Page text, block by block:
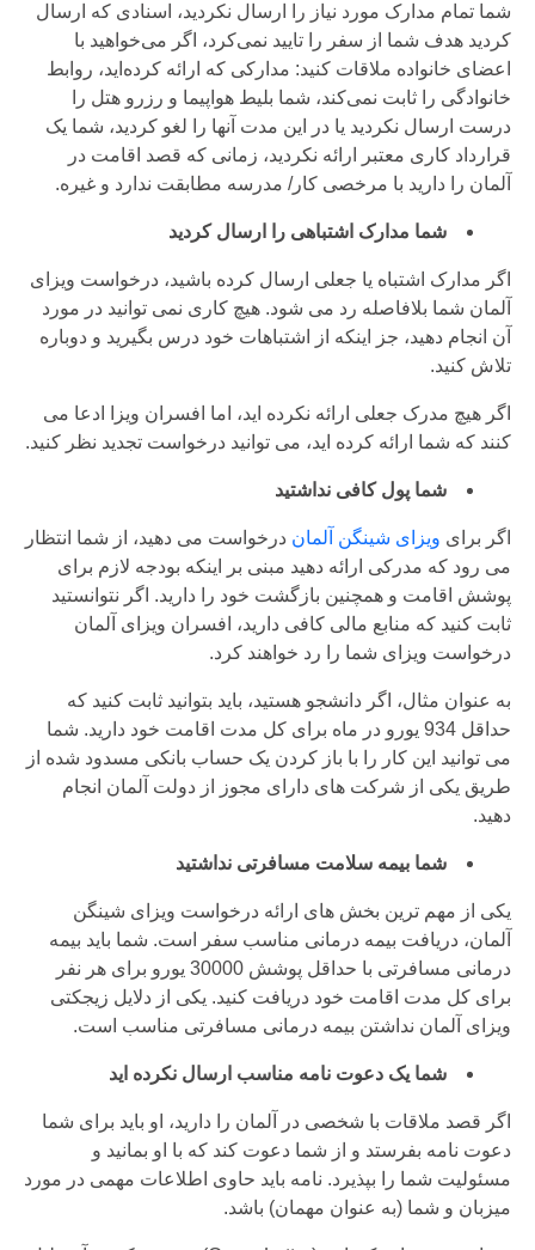
شما تمام مدارک مورد نیاز را ارسال نکردید، اسنادی که ارسال
کردید هدف شما از سفر را تایید نمی‌کرد، اگر می‌خواهید با
اعضای خانواده ملاقات کنید: مدارکی که ارائه کرده‌اید، روابط
خانوادگی را ثابت نمی‌کند، شما بلیط هواپیما و رزرو هتل را
درست ارسال نکردید یا در این مدت آنها را لغو کردید، شما یک
قرارداد کاری معتبر ارائه نکردید، زمانی که قصد اقامت در
آلمان را دارید با مرخصی کار/ مدرسه مطابقت ندارد و غیره.
شما مدارک اشتباهی را ارسال کردید
اگر مدارک اشتباه یا جعلی ارسال کرده باشید، درخواست ویزای
آلمان شما بلافاصله رد می شود. هیچ کاری نمی توانید در مورد
آن انجام دهید، جز اینکه از اشتباهات خود درس بگیرید و دوباره
تلاش کنید.
اگر هیچ مدرک جعلی ارائه نکرده اید، اما افسران ویزا ادعا می
کنند که شما ارائه کرده اید، می توانید درخواست تجدید نظر کنید.
شما پول کافی نداشتید
اگر برایویزای شینگن آلماندرخواست می دهید، از شما انتظار
می رود که مدرکی ارائه دهید مبنی بر اینکه بودجه لازم برای
پوشش اقامت و همچنین بازگشت خود را دارید. اگر نتوانستید
ثابت کنید که منابع مالی کافی دارید، افسران ویزای آلمان
درخواست ویزای شما را رد خواهند کرد.
به عنوان مثال، اگر دانشجو هستید، باید بتوانید ثابت کنید که
حداقل 934 یورو در ماه برای کل مدت اقامت خود دارید. شما
می توانید این کار را با باز کردن یک حساب بانکی مسدود شده از
طریق یکی از شرکت های دارای مجوز از دولت آلمان انجام
دهید.
شما بیمه سلامت مسافرتی نداشتید
یکی از مهم ترین بخش های ارائه درخواست ویزای شینگن
آلمان، دریافت بیمه درمانی مناسب سفر است. شما باید بیمه
درمانی مسافرتی با حداقل پوشش 30000 یورو برای هر نفر
برای کل مدت اقامت خود دریافت کنید. یکی از دلایل زیجکتی
ویزای آلمان نداشتن بیمه درمانی مسافرتی مناسب است.
شما یک دعوت نامه مناسب ارسال نکرده اید
اگر قصد ملاقات با شخصی در آلمان را دارید، او باید برای شما
دعوت نامه بفرستد و از شما دعوت کند که با او بمانید و
مسئولیت شما را بپذیرد. نامه باید حاوی اطلاعات مهمی در مورد
میزبان و شما (به عنوان مهمان) باشد.